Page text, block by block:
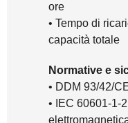
ore
• Tempo di
capacità totale
Normative e
• DDM 93/42/
• IEC 60601-1-